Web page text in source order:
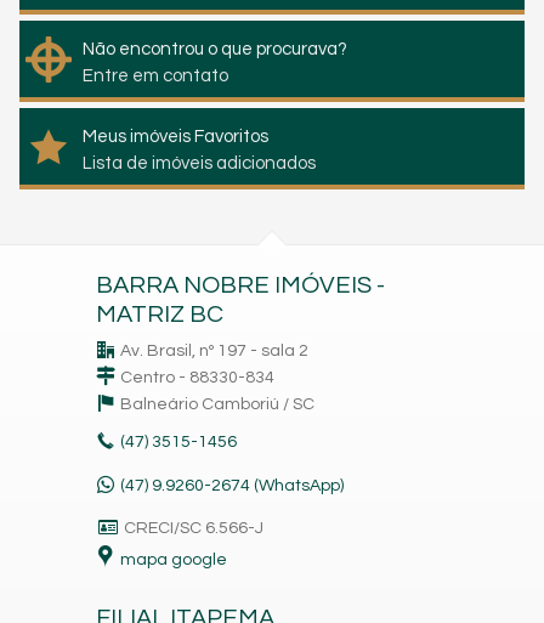
Não encontrou o que procurava?
Entre em contato
Meus imóveis Favoritos
Lista de imóveis adicionados
BARRA NOBRE IMÓVEIS -
MATRIZ BC
Av. Brasil, nº 197 - sala 2
Centro - 88330-834
Balneário Camboriú / SC
(47) 3515-1456
(47) 9.9260-2674 (WhatsApp)
CRECI/SC 6.566-J
mapa google
FILIAL ITAPEMA